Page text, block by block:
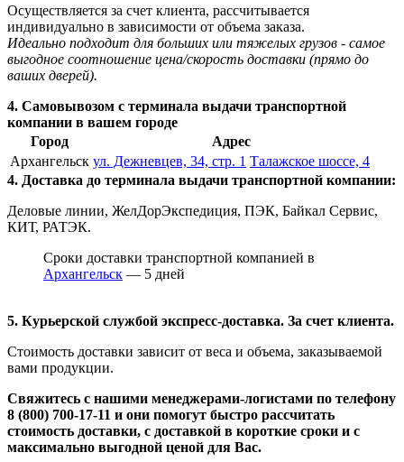
Осуществляется за счет клиента, рассчитывается
индивидуально в зависимости от объема заказа.
Идеально подходит для больших или тяжелых грузов - самое
выгодное соотношение цена/скорость доставки (прямо до
ваших дверей).
4. Самовывозом с терминала выдачи транспортной
компании в вашем городе
Город
Адрес
Архангельск ул. Дежневцев, 34, стр. 1 Талажское шоссе, 4
4. Доставка до терминала выдачи транспортной компании:
Деловые линии, ЖелДорЭкспедиция, ПЭК, Байкал Сервис,
КИТ, РАТЭК.
Сроки доставки транспортной компанией в
Архангельск — 5 дней
5. Курьерской службой экспресс-доставка. За счет клиента.
Стоимость доставки зависит от веса и объема, заказываемой
вами продукции.
Свяжитесь с нашими менеджерами-логистами по телефону
8 (800) 700-17-11 и они помогут быстро рассчитать
стоимость доставки, с доставкой в короткие сроки и с
максимально выгодной ценой для Вас.